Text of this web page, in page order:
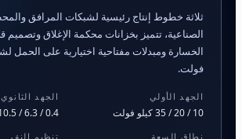
ثلاثة خطوط إنتاج رئيسية لشبكات المرافق
الصناعية، تتميز بخزانات محكمة الإغلاق
فولت.
الجهد الأولي
10 / 20 / 35 كيلو فولت
الجهد الثانوي
0.4 / 6.3 / 10.5 كيلو فولت
نطاق السعة تنظيم النقر